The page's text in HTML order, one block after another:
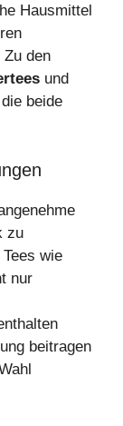
Hausmittel
den
und
beide
zu
wie
nur
beitragen